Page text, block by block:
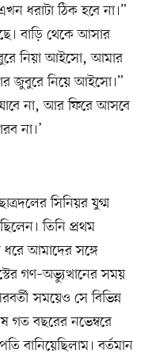
ধরাটা ঠিক হবে না।”
বাড়ি থেকে আসার
নিয়া আইসো, আমার
জুবুরে নিয়ে আইসো।”
না, আর ফিরে আসবে
না।’
সিনিয়র যুগ্ম
তিনি প্রথম
আমাদের সঙ্গে
গণ–অভ্যুত্থানের সময়
সময়েও সে বিভিন্ন
গত বছরের নভেম্বরে
বানিয়েছিলাম। বর্তমান